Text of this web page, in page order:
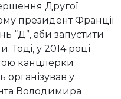
Другої
президент Франції
“Д”, аби запустити
Тоді, у 2014 році
канцлерки
у
Володимира